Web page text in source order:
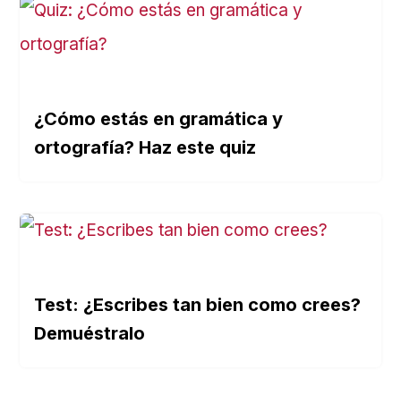
¿Cómo estás en gramática y
ortografía? Haz este quiz
Test: ¿Escribes tan bien como crees?
Demuéstralo